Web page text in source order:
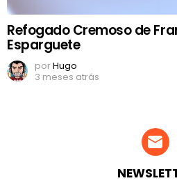
Refogado Cremoso de
Esparguete
porHugo
3 meses atrás